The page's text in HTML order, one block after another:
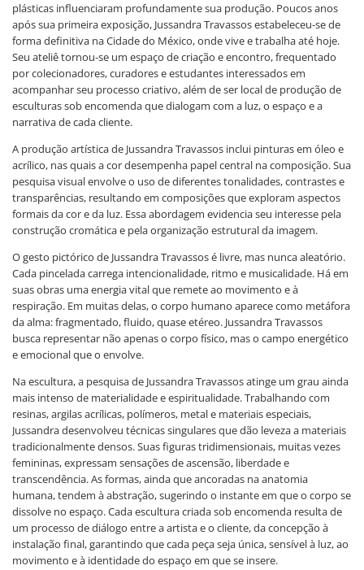
plásticas influenciaram profundamente sua produção. Poucos anos
após sua primeira exposição, Jussandra Travassos estabeleceu-se de
forma definitiva na Cidade do México, onde vive e trabalha até hoje.
Seu ateliê tornou-se um espaço de criação e encontro, frequentado
por colecionadores, curadores e estudantes interessados em
acompanhar seu processo criativo, além de ser local de produção de
esculturas sob encomenda que dialogam com a luz, o espaço e a
narrativa de cada cliente.
A produção artística de Jussandra Travassos inclui pinturas em óleo e
acrílico, nas quais a cor desempenha papel central na composição. Sua
pesquisa visual envolve o uso de diferentes tonalidades, contrastes e
transparências, resultando em composições que exploram aspectos
formais da cor e da luz. Essa abordagem evidencia seu interesse pela
construção cromática e pela organização estrutural da imagem.
O gesto pictórico de Jussandra Travassos é livre, mas nunca aleatório.
Cada pincelada carrega intencionalidade, ritmo e musicalidade. Há em
suas obras uma energia vital que remete ao movimento e à
respiração. Em muitas delas, o corpo humano aparece como metáfora
da alma: fragmentado, fluido, quase etéreo. Jussandra Travassos
busca representar não apenas o corpo físico, mas o campo energético
e emocional que o envolve.
Na escultura, a pesquisa de Jussandra Travassos atinge um grau ainda
mais intenso de materialidade e espiritualidade. Trabalhando com
resinas, argilas acrílicas, polímeros, metal e materiais especiais,
Jussandra desenvolveu técnicas singulares que dão leveza a materiais
tradicionalmente densos. Suas figuras tridimensionais, muitas vezes
femininas, expressam sensações de ascensão, liberdade e
transcendência. As formas, ainda que ancoradas na anatomia
humana, tendem à abstração, sugerindo o instante em que o corpo se
dissolve no espaço. Cada escultura criada sob encomenda resulta de
um processo de diálogo entre a artista e o cliente, da concepção à
instalação final, garantindo que cada peça seja única, sensível à luz, ao
movimento e à identidade do espaço em que se insere.